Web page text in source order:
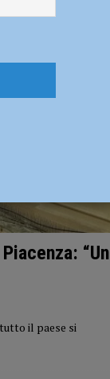
“Un
il paese si